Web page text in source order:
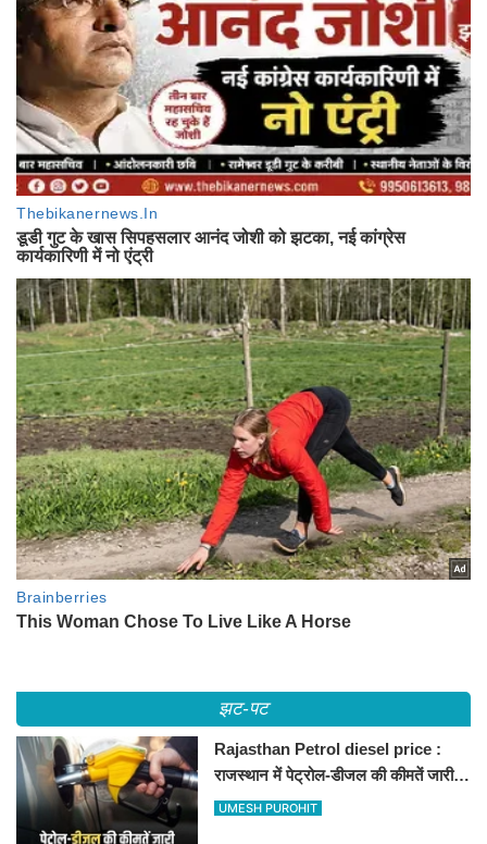
झट-पट
Rajasthan Petrol diesel price :
राजस्थान में पेट्रोल-डीजल की कीमतें जारी,
जानिए बीकानेर समेत पुरे प्रदेश में नए रेट
UMESH PUROHIT